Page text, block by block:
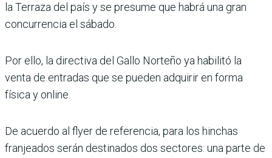
la Terraza del país y se pre­sume que habrá una gran
concurrencia el sábado.
Por ello, la directiva del Gallo Norteño ya habilitó la
venta de entradas que se pueden adquirir en forma
física y online.
De acuerdo al flyer de refe­rencia, para los hinchas
franjeados serán destina­dos dos sectores: una parte de